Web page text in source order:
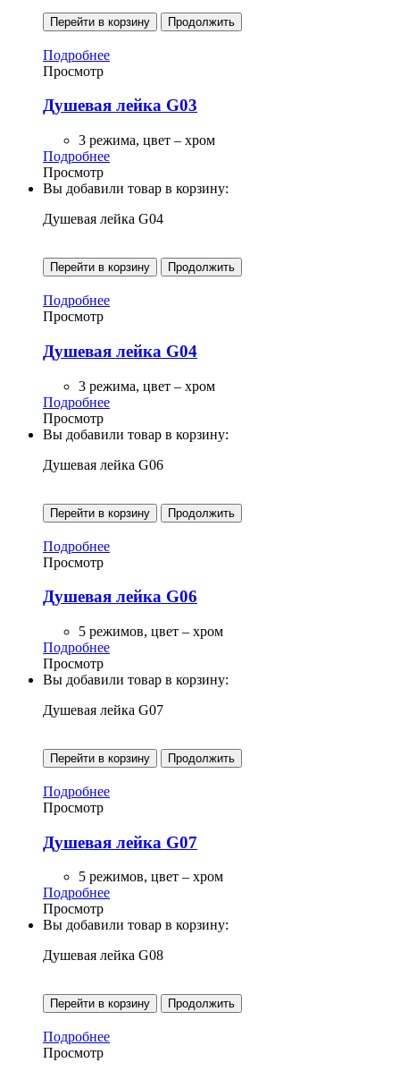
Перейти в корзину Продолжить
Подробнее
Просмотр
Душевая лейка G03
3 режима, цвет – хром
Подробнее
Просмотр
Вы добавили товар в корзину:
Душевая лейка G04
Перейти в корзину Продолжить
Подробнее
Просмотр
Душевая лейка G04
3 режима, цвет – хром
Подробнее
Просмотр
Вы добавили товар в корзину:
Душевая лейка G06
Перейти в корзину Продолжить
Подробнее
Просмотр
Душевая лейка G06
5 режимов, цвет – хром
Подробнее
Просмотр
Вы добавили товар в корзину:
Душевая лейка G07
Перейти в корзину Продолжить
Подробнее
Просмотр
Душевая лейка G07
5 режимов, цвет – хром
Подробнее
Просмотр
Вы добавили товар в корзину:
Душевая лейка G08
Перейти в корзину Продолжить
Подробнее
Просмотр